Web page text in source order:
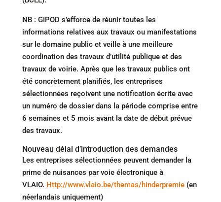
NB : GIPOD s’efforce de réunir toutes les
informations relatives aux travaux ou manifestations
sur le domaine public et veille à une meilleure
coordination des travaux d’utilité publique et des
travaux de voirie. Après que les travaux publics ont
été concrètement planifiés, les entreprises
sélectionnées reçoivent une notification écrite avec
un numéro de dossier dans la période comprise entre
6 semaines et 5 mois avant la date de début prévue
des travaux.
Nouveau délai d’introduction des demandes
Les entreprises sélectionnées peuvent demander la
prime de nuisances par voie électronique à
VLAIO. Http://www.vlaio.be/themas/hinderpremie(en
néerlandais uniquement)